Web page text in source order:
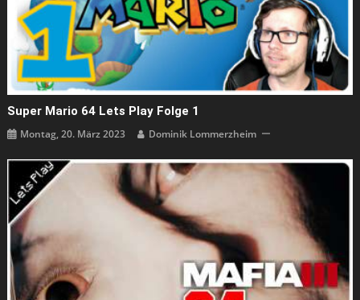
Super Mario 64 Lets Play Folge 1
Montag, 20. März 2023 Dominik Lommerzheim